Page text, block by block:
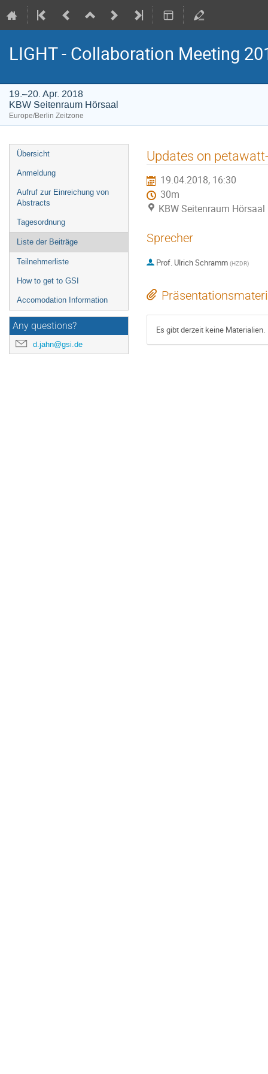
LIGHT - Collaboration Meeting
19.–20. Apr. 2018
KBW Seitenraum Hörsaal
Europe/Berlin Zeitzone
Veranstaltungsmenü
Übersicht
Anmeldung
Aufruf zur Einreichung von
Abstracts
Tagesordnung
Liste der Beiträge
Teilnehmerliste
How to get to GSI
Accomodation Information
Any questions?
d.jahn@gsi.de
Updates on
19.04.2018, 16:30
30m
KBW Seitenraum Hörsaal
Sprecher
Prof. Ulrich Schramm (HZDR)
Es gibt derzeit keine Materialien.